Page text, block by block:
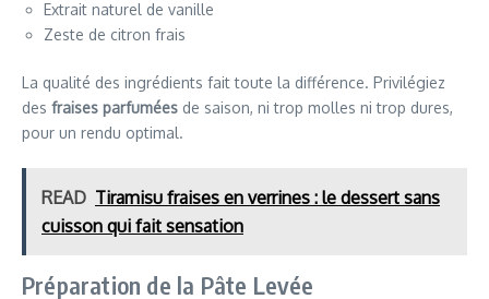
Extrait naturel de vanille
Zeste de citron frais
La qualité des ingrédients fait toute la différence. Privilégiez
des fraises parfumées de saison, ni trop molles ni trop dures,
pour un rendu optimal.
READ Tiramisu fraises en verrines : le dessert sans
cuisson qui fait sensation
Préparation de la Pâte Levée